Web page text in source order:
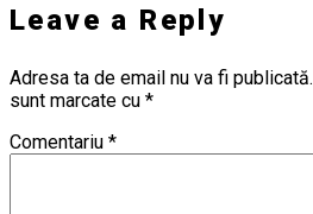
Leave a Reply
Adresa ta de email nu va fi publicată.
sunt marcate cu *
Comentariu *